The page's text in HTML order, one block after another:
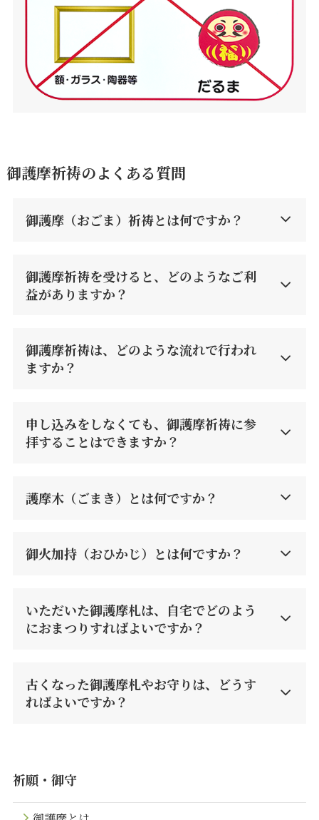
御護摩祈祷のよくある質問
御護摩（おごま）祈祷とは何ですか？
御護摩祈祷を受けると、どのようなご利
益がありますか？
御護摩祈祷は、どのような流れで行われ
ますか？
申し込みをしなくても、御護摩祈祷に参
拝することはできますか？
護摩木（ごまき）とは何ですか？
御火加持（おひかじ）とは何ですか？
いただいた御護摩札は、自宅でどのよう
におまつりすればよいですか？
古くなった御護摩札やお守りは、どうす
ればよいですか？
祈願・御守